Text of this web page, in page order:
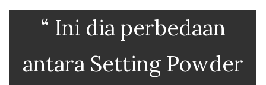
“ Ini dia perbedaan
antara Setting Powder